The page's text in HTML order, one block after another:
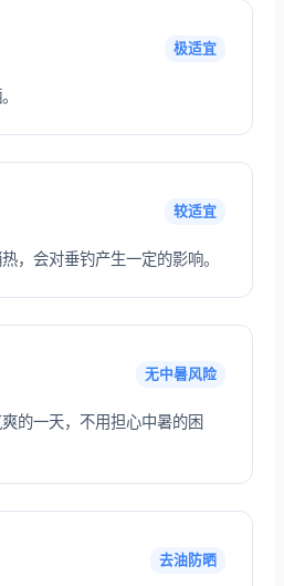
极适宜
较适宜
，会对垂钓产生一定的影响。
无中暑风险
的一天，不用担心中暑的困
去油防晒